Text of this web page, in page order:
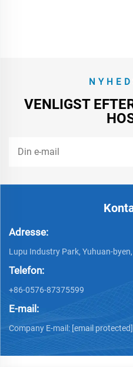
VENLIGST
Adresse:
Lupu Industry Park, Yuhuan-
Telefon:
+86-0576-87375599
E-mail:
Company E-mail: [email protected]